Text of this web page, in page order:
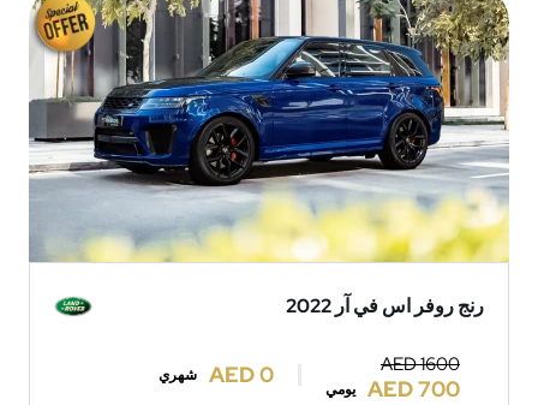
رنج روفر اس في آر 2022
AED 1600
AED 700 يومي
AED 0 شهري